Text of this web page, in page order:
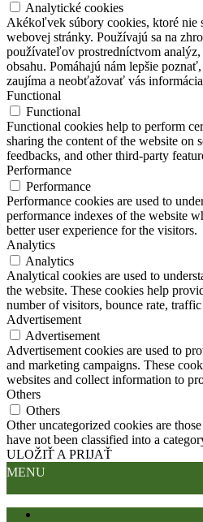
Analytické cookies
Akékoľvek súbory cookies, ktoré nie
webovej stránky. Používajú sa na
používateľov prostredníctvom
obsahu. Pomáhajú nám lepšie
zaujíma a neobťažovať vás
Functional
Functional
Functional cookies help to perform
sharing the content of the website on
feedbacks, and other third-party
Performance
Performance
Performance cookies are used to
performance indexes of the website
better user experience for the visitors.
Analytics
Analytics
Analytical cookies are used to
the website. These cookies help
number of visitors, bounce rate, traffic
Advertisement
Advertisement
Advertisement cookies are used to
and marketing campaigns. These
websites and collect information to
Others
Others
Other uncategorized cookies are
have not been classified into a
ULOŽIŤ A PRIJAŤ
MENU